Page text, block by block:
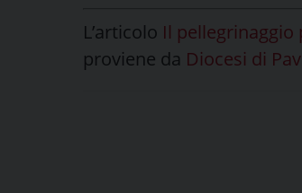
L’articolo Il pellegrinaggio
proviene da Diocesi di